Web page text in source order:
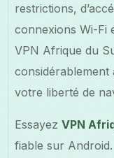
restrictions,
connexions Wi-Fi
VPN Afrique du
votre liberté de
EssayezVPN
fiable sur Android.